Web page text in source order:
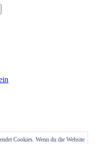
Cookies. Wenn du die Website